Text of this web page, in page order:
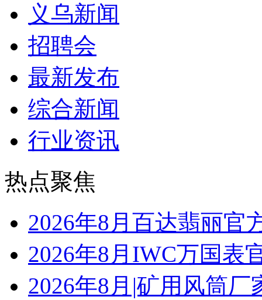
义乌新闻
招聘会
最新发布
综合新闻
行业资讯
热点聚焦
2026年8月百达翡丽官
2026年8月IWC万国表
2026年8月|矿用风筒厂